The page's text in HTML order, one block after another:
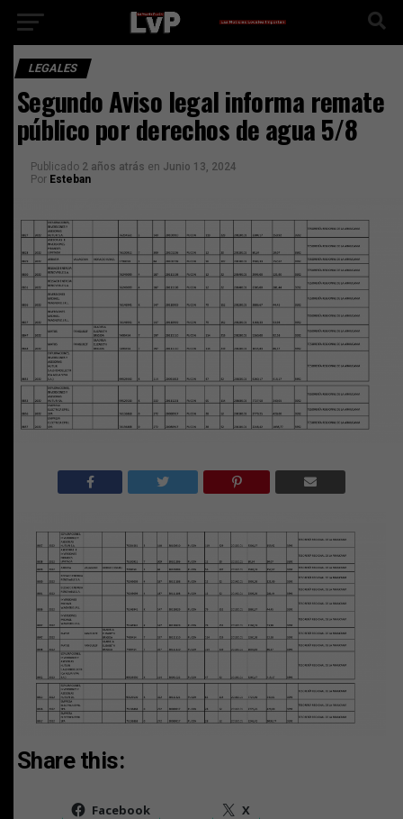
LEGALES
Segundo Aviso legal informa remate
público por derechos de agua 5/8
Publicado 2 años atrás en Junio 13, 2024
Por Esteban
Share this:
Facebook X